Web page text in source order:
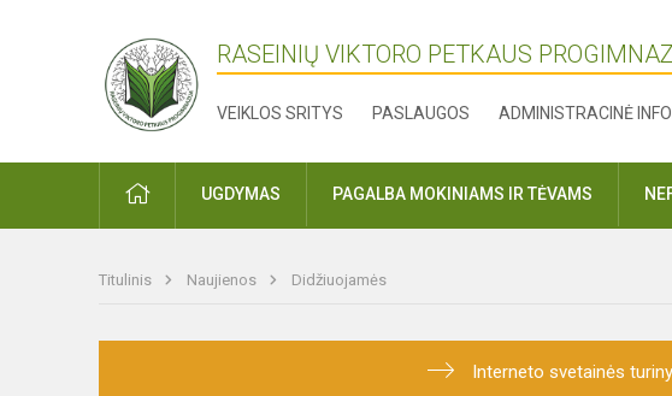
RASEINIŲ VIKTORO PETKAUS
VEIKLOS SRITYS PASLAUGOS ADMINISTRACINĖ
PRADŽIAUGDYMAS PAGALBA MOKINIAMS IR TĖVAMS
Titulinis Naujienos Didžiuojamės
Interneto svetainės